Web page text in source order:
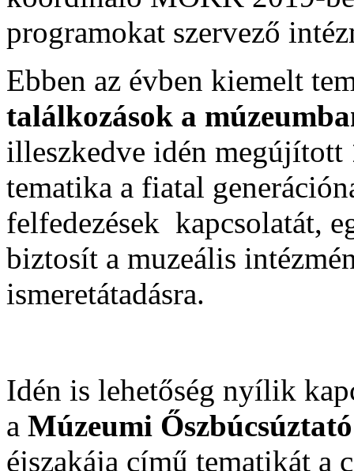
programokat szervező
Ebben az évben kiemelt
találkozások a
illeszkedve idén megújított
tematika a fiatal
felfedezések kapcsolatát,
biztosít a muzeális
ismeretátadásra.
Idén is lehetőség nyílik
a Múzeumi Őszbúcsúztató
éjszakája című tematikát a